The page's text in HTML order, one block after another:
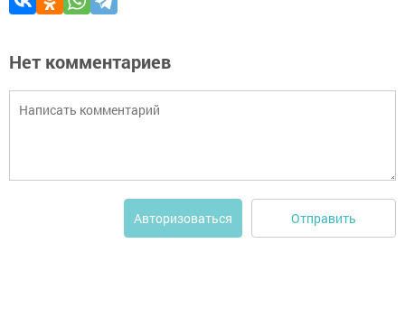
Нет комментариев
Авторизоваться Отправить